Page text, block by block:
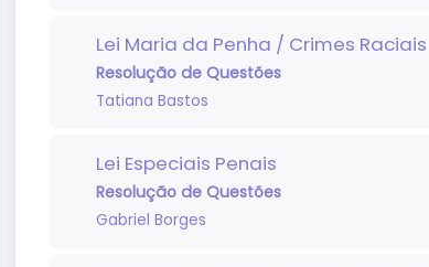
Lei Maria da Penha / Crimes Raciais
Resolução de Questões
Tatiana Bastos
Lei Especiais Penais
Resolução de Questões
Gabriel Borges